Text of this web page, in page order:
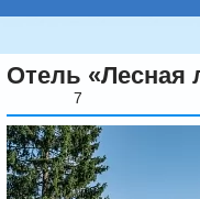
Светлана
Отель «Лесная
7